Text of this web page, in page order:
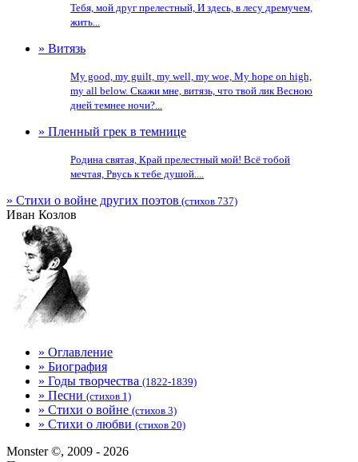
Тебя, мой друг прелестный, И здесь, в лесу дремучем,
жить...
» Витязь
My good, my guilt, my well, my woe, My hope on high,
my all below. Скажи мне, витязь, что твой лик Весною
дней темнее ночи?...
» Пленный грек в темнице
Родина святая, Край прелестный мой! Всё тобой
мечтая, Рвусь к тебе душой....
» Стихи о войне других поэтов (стихов 737)
Иван Козлов
» Оглавление
» Биография
» Годы творчества (1822-1839)
» Песни (стихов 1)
» Стихи о войне (стихов 3)
» Стихи о любви (стихов 20)
Monster ©, 2009 - 2026